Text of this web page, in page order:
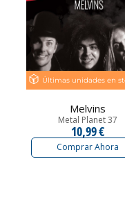
Últimas unidades en
Melvins
Metal Planet 37
10,99 €
Comprar Ahora